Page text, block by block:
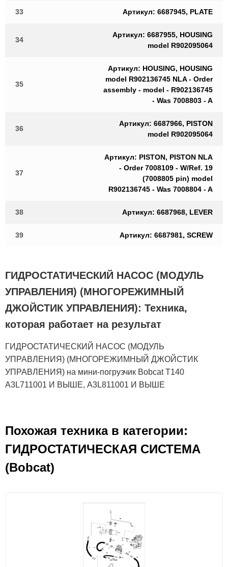
33 Артикул: 6687945, PLATE
34
Артикул: 6687955, HOUSING
model R902095064
35
Артикул: HOUSING, HOUSING
model R902136745 NLA - Order
assembly - model - R902136745
- Was 7008803 - A
36
Артикул: 6687966, PISTON
model R902095064
37
Артикул: PISTON, PISTON NLA
- Order 7008109 - W/Ref. 19
(7008805 pin) model
R902136745 - Was 7008804 - A
38 Артикул: 6687968, LEVER
39 Артикул: 6687981, SCREW
ГИДРОСТАТИЧЕСКИЙ НАСОС (МОДУЛЬ
УПРАВЛЕНИЯ) (МНОГОРЕЖИМНЫЙ
ДЖОЙСТИК УПРАВЛЕНИЯ): Техника,
которая работает на результат
ГИДРОСТАТИЧЕСКИЙ НАСОС (МОДУЛЬ
УПРАВЛЕНИЯ) (МНОГОРЕЖИМНЫЙ ДЖОЙСТИК
УПРАВЛЕНИЯ) на мини-погрузчик Bobcat T140
A3L711001 И ВЫШЕ, A3L811001 И ВЫШЕ
Похожая техника в категории:
ГИДРОСТАТИЧЕСКАЯ СИСТЕМА
(Bobcat)